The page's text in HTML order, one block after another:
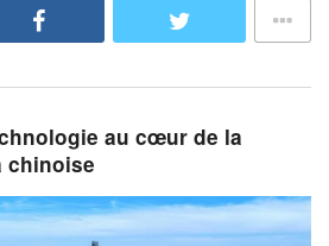
au cœur de la
chinoise